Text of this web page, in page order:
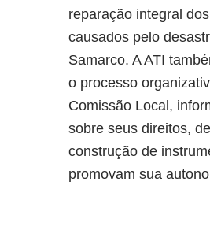
reparação integral
causados pelo
Samarco. A ATI
o processo
Comissão Local,
sobre seus direitos,
construção de
promovam sua